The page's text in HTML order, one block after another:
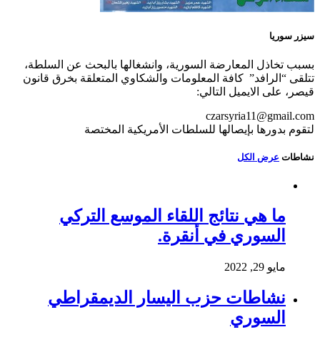
سيزر سوريا
بسبب تخاذل المعارضة السورية، وانشغالها بالبحث عن السلطة،
تتلقى “الرافد” كافة المعلومات والشكاوي المتعلقة بخرق قانون
قيصر، على الايميل التالي:
czarsyria11@gmail.com
لتقوم بدورها بإيصالها للسلطات الأمريكية المختصة
نشاطات عرض الكل
ما هي نتائج اللقاء الموسع التركي
السوري في أنقرة.
مايو 29, 2022
نشاطات حزب اليسار الديمقراطي
السوري